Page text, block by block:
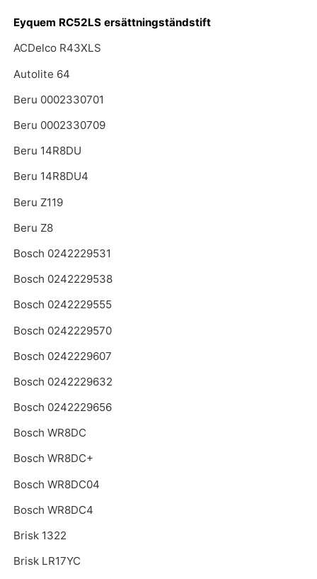
Eyquem RC52LS ersättningständstift
ACDelco R43XLS
Autolite 64
Beru 0002330701
Beru 0002330709
Beru 14R8DU
Beru 14R8DU4
Beru Z119
Beru Z8
Bosch 0242229531
Bosch 0242229538
Bosch 0242229555
Bosch 0242229570
Bosch 0242229607
Bosch 0242229632
Bosch 0242229656
Bosch WR8DC
Bosch WR8DC+
Bosch WR8DC04
Bosch WR8DC4
Brisk 1322
Brisk LR17YC